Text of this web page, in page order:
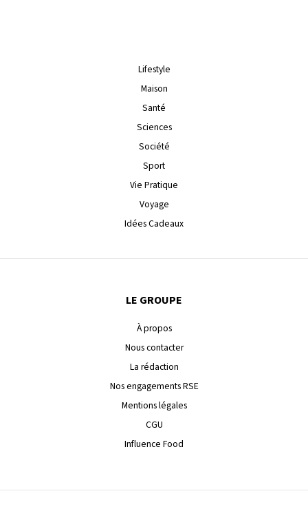
Lifestyle
Maison
Santé
Sciences
Société
Sport
Vie Pratique
Voyage
Idées Cadeaux
LE GROUPE
À propos
Nous contacter
La rédaction
Nos engagements RSE
Mentions légales
CGU
Influence Food